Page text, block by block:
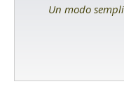
Un modo